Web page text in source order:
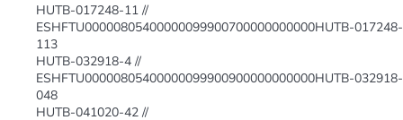
HUTB-017248-11 //
ESHFTU00000805400000099900700000000000HUTB-017248-
113
HUTB-032918-4 //
ESHFTU00000805400000099900900000000000HUTB-032918-
048
HUTB-041020-42 //